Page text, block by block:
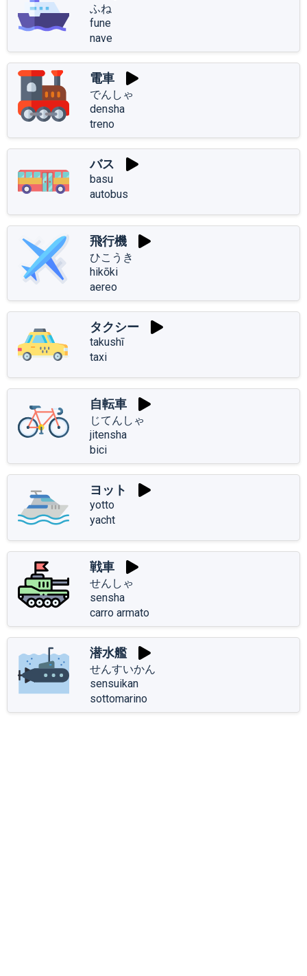
ふね
fune
nave
電車
でんしゃ
densha
treno
バス
basu
autobus
飛行機
ひこうき
hikōki
aereo
タクシー
takushī
taxi
自転車
じてんしゃ
jitensha
bici
ヨット
yotto
yacht
戦車
せんしゃ
sensha
carro armato
潜水艦
せんすいかん
sensuikan
sottomarino